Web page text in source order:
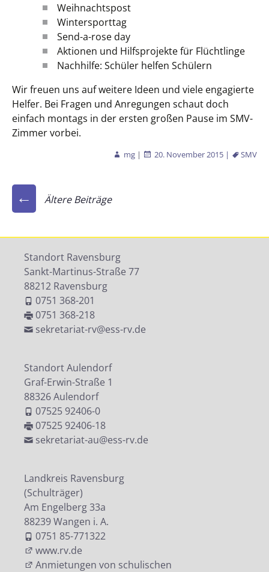
Weihnachtspost
Wintersporttag
Send-a-rose day
Aktionen und Hilfsprojekte für Flüchtlinge
Nachhilfe: Schüler helfen Schülern
Wir freuen uns auf weitere Ideen und viele engagierte
Helfer. Bei Fragen und Anregungen schaut doch
einfach montags in der ersten großen Pause im SMV-
Zimmer vorbei.
mg | 20. November 2015 | SMV
Beitragsnavigation
← Ältere Beiträge
Standort Ravensburg
Sankt-Martinus-Straße 77
88212 Ravensburg
0751 368-201
0751 368-218
sekretariat-rv@ess-rv.de
Standort Aulendorf
Graf-Erwin-Straße 1
88326 Aulendorf
07525 92406-0
07525 92406-18
sekretariat-au@ess-rv.de
Landkreis Ravensburg
(Schulträger)
Am Engelberg 33a
88239 Wangen i. A.
0751 85-771322
www.rv.de
Anmietungen von schulischen